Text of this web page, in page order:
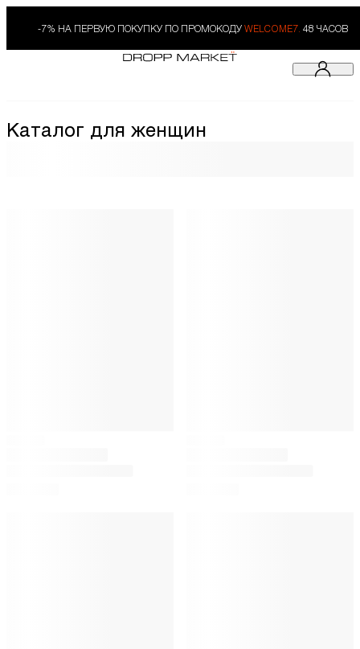
-7% НА ПЕРВУЮ ПОКУПКУ ПО ПРОМОКОДУ WELCOME7. 48 ЧАСОВ
Каталог для женщин